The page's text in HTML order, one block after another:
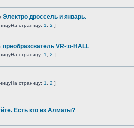
Электро дроссель и январь.
На страницу: 1 2 ]
преобразователь VR-to-HALL
На страницу: 1 2 ]
На страницу: 1 2 ]
Есть кто из Алматы?